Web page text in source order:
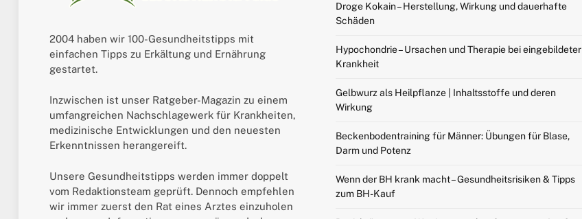
2004 haben wir 100-Gesundheitstipps mit
einfachen Tipps zu Erkältung und Ernährung
gestartet.
Inzwischen ist unser Ratgeber-Magazin zu einem
umfangreichen Nachschlagewerk für Krankheiten,
medizinische Entwicklungen und den neuesten
Erkenntnissen herangereift.
Unsere Gesundheitstipps werden immer doppelt
vom Redaktionsteam geprüft. Dennoch empfehlen
wir immer zuerst den Rat eines Arztes einzuholen
Droge Kokain – Herstellung, Wirkung und dauerhafte
Schäden
Hypochondrie – Ursachen und Therapie bei eingebildeter
Krankheit
Gelbwurz als Heilpflanze | Inhaltsstoffe und deren
Wirkung
Beckenbodentraining für Männer: Übungen für Blase,
Darm und Potenz
Wenn der BH krank macht – Gesundheitsrisiken & Tipps
zum BH-Kauf